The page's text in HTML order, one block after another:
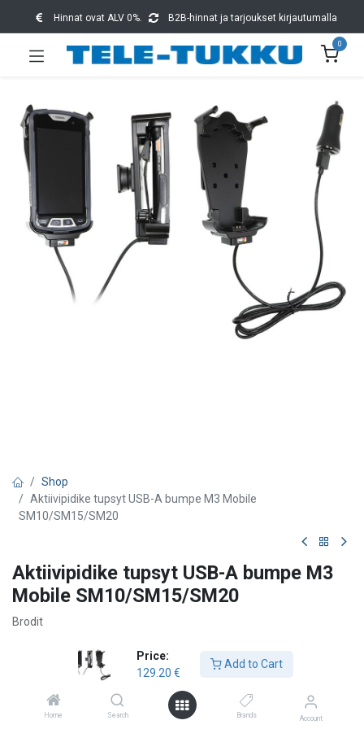
Price:
129.20 €
Add to Cart
Home Search Brands Account
Hinnat ovat ALV 0%. B2B-hinnat ja tarjoukset kirjautumalla
0
Shop
Aktiivipidike tupsyt USB-A bumpe M3 Mobile
SM10/SM15/SM20
Aktiivipidike tupsyt USB-A bumpe M3
Mobile SM10/SM15/SM20
Brodit
€
Add to Cart